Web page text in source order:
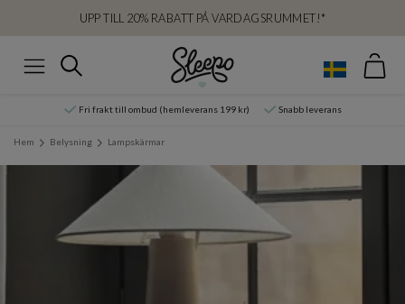
UPP TILL 20% RABATT PÅ VARDAGSRUMMET!*
Sök
Fri frakt till ombud (hemleverans 199 kr) Snabb leverans
Hem Belysning Lampskärmar